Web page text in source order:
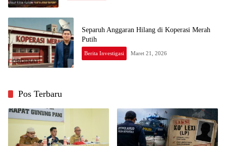
Separuh Anggaran Hilang di Koperasi Merah
Putih
Berita Investigasi Maret 21, 2026
Pos Terbaru